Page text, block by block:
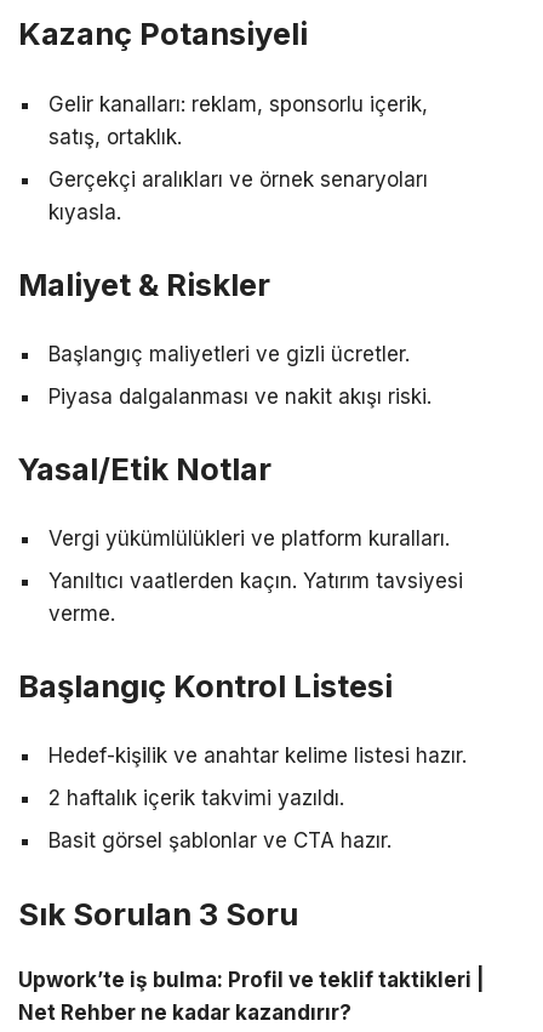
Kazanç Potansiyeli
Gelir kanalları: reklam, sponsorlu içerik,
satış, ortaklık.
Gerçekçi aralıkları ve örnek senaryoları
kıyasla.
Maliyet & Riskler
Başlangıç maliyetleri ve gizli ücretler.
Piyasa dalgalanması ve nakit akışı riski.
Yasal/Etik Notlar
Vergi yükümlülükleri ve platform kuralları.
Yanıltıcı vaatlerden kaçın. Yatırım tavsiyesi
verme.
Başlangıç Kontrol Listesi
Hedef-kişilik ve anahtar kelime listesi hazır.
2 haftalık içerik takvimi yazıldı.
Basit görsel şablonlar ve CTA hazır.
Sık Sorulan 3 Soru
Upwork’te iş bulma: Profil ve teklif taktikleri |
Net Rehber ne kadar kazandırır?